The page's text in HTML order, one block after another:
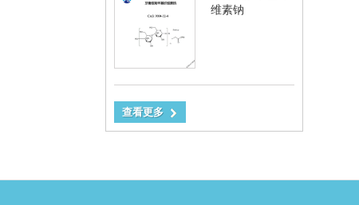
维素钠
查看更多